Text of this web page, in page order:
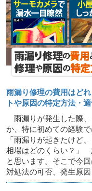
雨漏り修理の費用はど
トや原因の特定方法・
雨漏りが発生した際
か、特に初めての経験
「雨漏りが起きたけど
相場はどのくらい？」
と思います。そこで今
対処法の可否、発生原